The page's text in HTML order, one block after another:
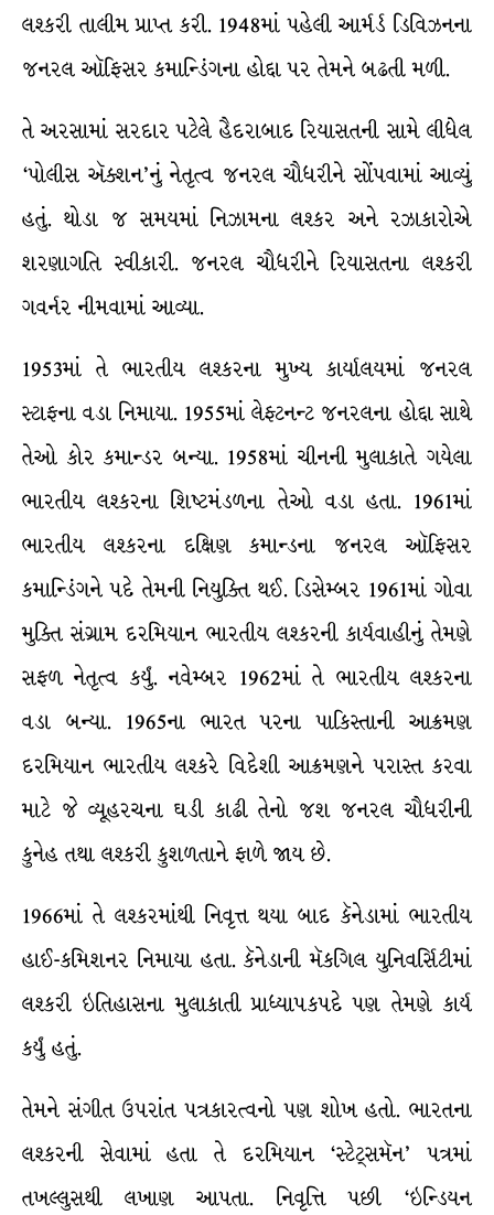
લશ્કરી તાલીમ પ્રાપ્ત કરી. 1948માં પહેલી આર્મર્ડ ડિવિઝનના
જનરલ ઑફિસર કમાન્ડિંગના હોદ્દા પર તેમને બઢતી મળી.
તે અરસામાં સરદાર પટેલે હૈદરાબાદ રિયાસતની સામે લીધેલ
‘પોલીસ ઍક્શન’નું નેતૃત્વ જનરલ ચૌધરીને સોંપવામાં આવ્યું
હતું. થોડા જ સમયમાં નિઝામના લશ્કર અને રઝાકારોએ
શરણાગતિ સ્વીકારી. જનરલ ચૌધરીને રિયાસતના લશ્કરી
ગવર્નર નીમવામાં આવ્યા.
1953માં તે ભારતીય લશ્કરના મુખ્ય કાર્યાલયમાં જનરલ
સ્ટાફના વડા નિમાયા. 1955માં લેફ્ટનન્ટ જનરલના હોદ્દા સાથે
તેઓ કોર કમાન્ડર બન્યા. 1958માં ચીનની મુલાકાતે ગયેલા
ભારતીય લશ્કરના શિષ્ટમંડળના તેઓ વડા હતા. 1961માં
ભારતીય લશ્કરના દક્ષિણ કમાન્ડના જનરલ ઑફિસર
કમાન્ડિંગને પદે તેમની નિયુક્તિ થઈ. ડિસેમ્બર 1961માં ગોવા
મુક્તિ સંગ્રામ દરમિયાન ભારતીય લશ્કરની કાર્યવાહીનું તેમણે
સફળ નેતૃત્વ કર્યું. નવેમ્બર 1962માં તે ભારતીય લશ્કરના
વડા બન્યા. 1965ના ભારત પરના પાકિસ્તાની આક્રમણ
દરમિયાન ભારતીય લશ્કરે વિદેશી આક્રમણને પરાસ્ત કરવા
માટે જે વ્યૂહરચના ઘડી કાઢી તેનો જશ જનરલ ચૌધરીની
કુનેહ તથા લશ્કરી કુશળતાને ફાળે જાય છે.
1966માં તે લશ્કરમાંથી નિવૃત્ત થયા બાદ કૅનેડામાં ભારતીય
હાઈ-કમિશનર નિમાયા હતા. કૅનેડાની મૅકગિલ યુનિવર્સિટીમાં
લશ્કરી ઇતિહાસના મુલાકાતી પ્રાધ્યાપકપદે પણ તેમણે કાર્ય
કર્યું હતું.
તેમને સંગીત ઉપરાંત પત્રકારત્વનો પણ શોખ હતો. ભારતના
લશ્કરની સેવામાં હતા તે દરમિયાન ‘સ્ટેટ્સમૅન’ પત્રમાં
તખલ્લુસથી લખાણ આપતા. નિવૃત્તિ પછી ‘ઇન્ડિયન